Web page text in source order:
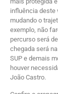
influência deste
mudando o
exemplo, não
percurso será
chegada será
SUP e demais
houver
João Castro.